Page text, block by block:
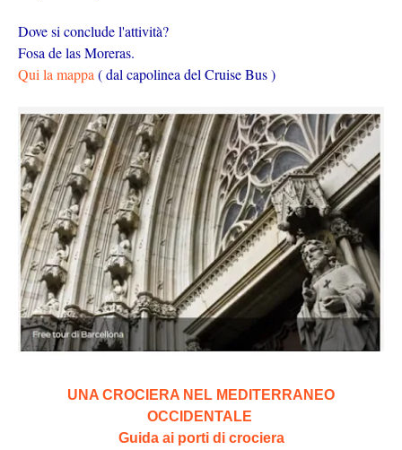
Dove si conclude l'attività?
Fosa de las Moreras.
Qui la mappa ( dal capolinea del Cruise Bus )
UNA CROCIERA NEL MEDITERRANEO
OCCIDENTALE
Guida ai porti di crociera